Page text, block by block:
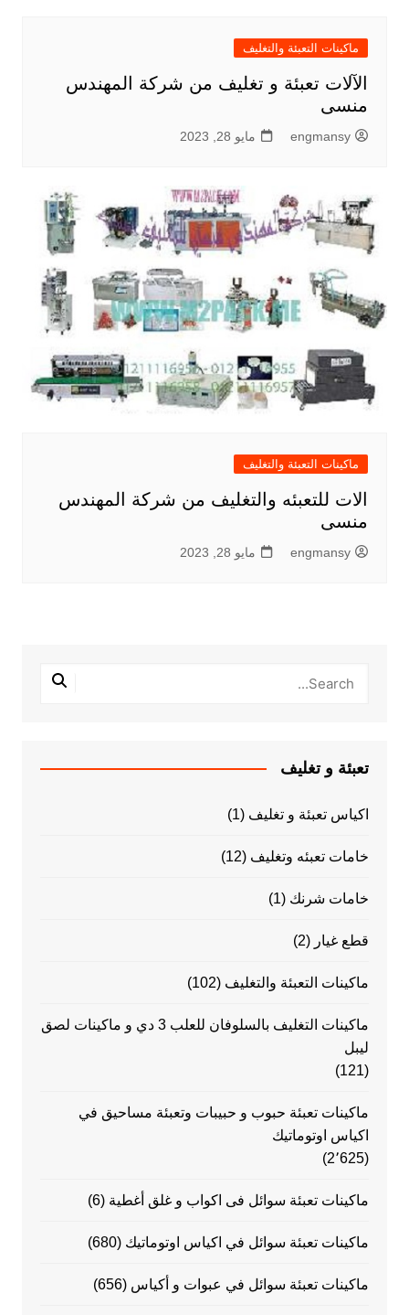
ماكينات التعبئة والتغليف
الآلات تعبئة و تغليف من شركة المهندس
منسى
engmansy مايو 28, 2023
ماكينات التعبئة والتغليف
الات للتعبئه والتغليف من شركة المهندس
منسى
engmansy مايو 28, 2023
تعبئة و تغليف
اكياس تعبئة و تغليف (1)
خامات تعبئه وتغليف (12)
خامات شرنك (1)
قطع غيار (2)
ماكينات التعبئة والتغليف (102)
ماكينات التغليف بالسلوفان للعلب 3 دي و ماكينات لصق
ليبل
(121)
ماكينات تعبئة حبوب و حبيبات وتعبئة مساحيق في
اكياس اوتوماتيك
(2٬625)
ماكينات تعبئة سوائل فى اكواب و غلق أغطية (6)
ماكينات تعبئة سوائل في اكياس اوتوماتيك (680)
ماكينات تعبئة سوائل في عبوات و أكياس (656)